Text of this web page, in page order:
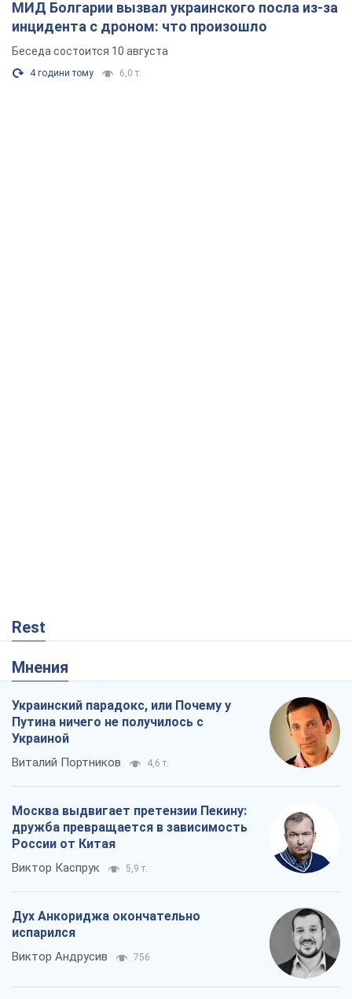
МИД Болгарии вызвал украинского посла из-за
инцидента с дроном: что произошло
Беседа состоится 10 августа
4 години тому 6,0 т.
Rest
Мнения
Украинский парадокс, или Почему у
Путина ничего не получилось с
Украиной
Виталий Портников 4,6 т.
Москва выдвигает претензии Пекину:
дружба превращается в зависимость
России от Китая
Виктор Каспрук 5,9 т.
Дух Анкориджа окончательно
испарился
Виктор Андрусив 756